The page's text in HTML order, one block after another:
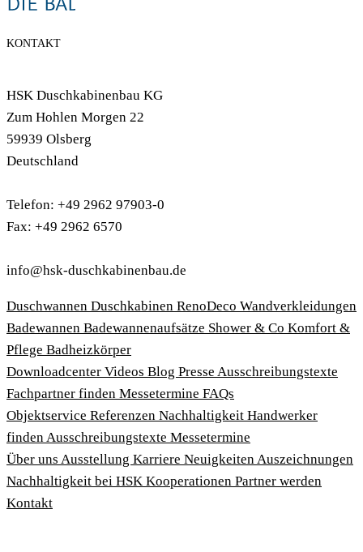
KONTAKT
HSK Duschkabinenbau KG
Zum Hohlen Morgen 22
59939 Olsberg
Deutschland
Telefon: +49 2962 97903-0
Fax: +49 2962 6570
info@hsk-duschkabinenbau.de
Duschwannen Duschkabinen RenoDeco Wandverkleidungen
Badewannen Badewannenaufsätze Shower & Co Komfort &
Pflege Badheizkörper
Download­center Videos Blog Presse Ausschreibungstexte
Fachpartner finden Messetermine FAQs
Objektservice Referenzen Nachhaltigkeit Handwerker
findenAusschreibungstexte Messetermine
Über uns Ausstellung Karriere NeuigkeitenAuszeichnungen
Nachhaltigkeit bei HSK Kooperationen Partner werden
Kontakt